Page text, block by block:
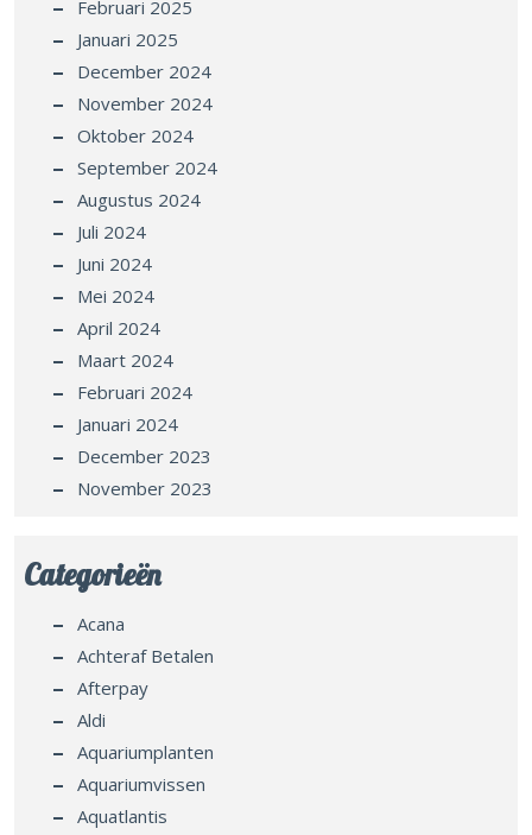
Februari 2025
Januari 2025
December 2024
November 2024
Oktober 2024
September 2024
Augustus 2024
Juli 2024
Juni 2024
Mei 2024
April 2024
Maart 2024
Februari 2024
Januari 2024
December 2023
November 2023
Categorieën
Acana
Achteraf Betalen
Afterpay
Aldi
Aquariumplanten
Aquariumvissen
Aquatlantis